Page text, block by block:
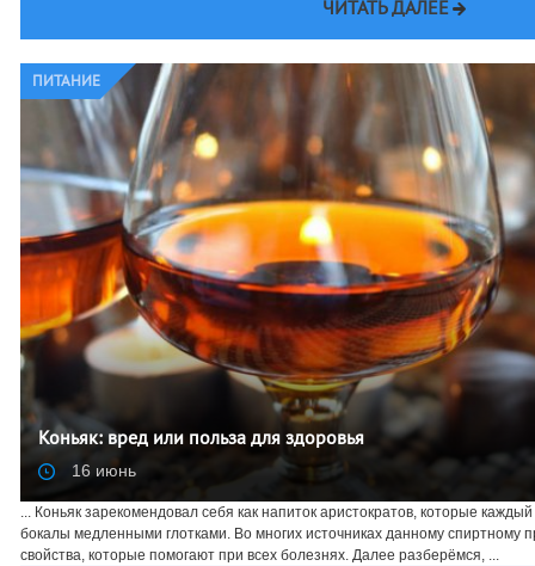
ЧИТАТЬ ДАЛЕЕ
ПИТАНИЕ
Коньяк: вред или польза для здоровья
16 июнь
... Коньяк зарекомендовал себя как напиток аристократов, которые
бокалы медленными глотками. Во многих источниках данному спиртному
свойства, которые помогают при всех болезнях. Далее разберёмся, ...